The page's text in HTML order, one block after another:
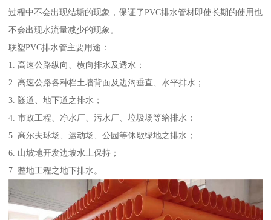
过程中不会出现结垢的现象，保证了PVC排水管材即使长期的使用也
不会出现水流量减少的现象。
联塑PVC排水管主要用途：
1. 高速公路纵向、横向排水及透水；
2. 高速公路各种档土墙背面及边沟垂直、水平排水；
3. 隧道、地下道之排水；
4. 市政工程、净水厂、污水厂、垃圾场等给排水；
5. 高尔夫球场、运动场、公园等休歇绿地之排水；
6. 山坡地开发边坡水土保持；
7. 整地工程之地下排水。